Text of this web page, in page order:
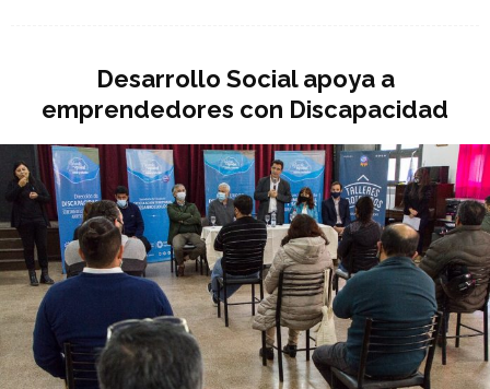
Desarrollo Social apoya a
emprendedores con Discapacidad